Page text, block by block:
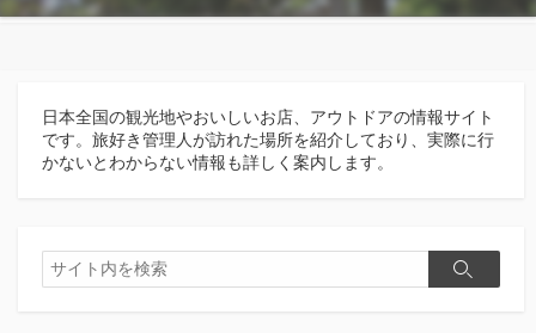
日本全国の観光地やおいしいお店、アウトドアの情報サイト
です。旅好き管理人が訪れた場所を紹介しており、実際に行
かないとわからない情報も詳しく案内します。
検
索
検